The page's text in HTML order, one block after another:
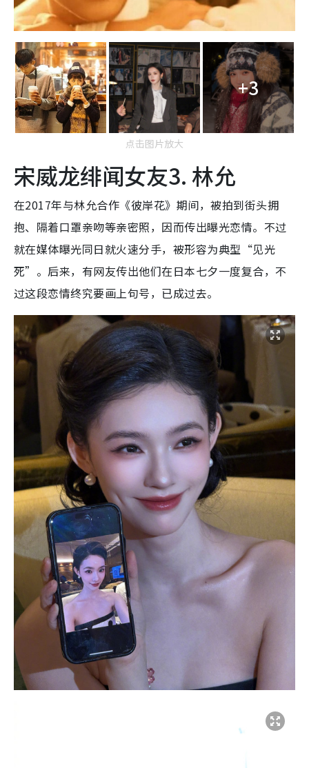
+3
点击图片放大
宋威龙绯闻女友3. 林允
在2017年与林允合作《彼岸花》期间，被拍到街头拥
抱、隔着口罩亲吻等亲密照，因而传出曝光恋情。不过
就在媒体曝光同日就火速分手，被形容为典型“见光
死”。后来，有网友传出他们在日本七夕一度复合，不
过这段恋情终究要画上句号，已成过去。